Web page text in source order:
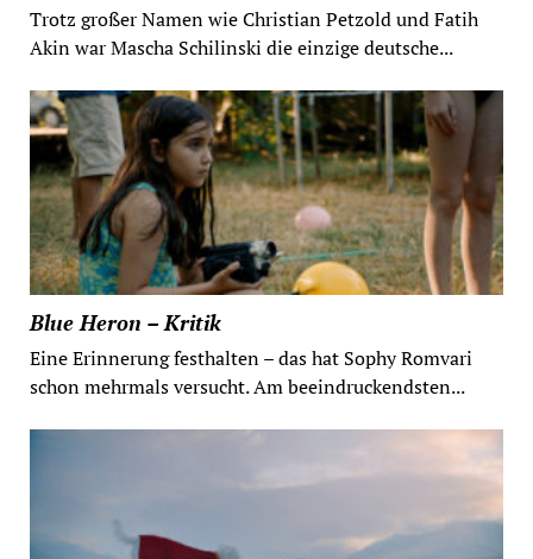
Trotz großer Namen wie Christian Petzold und Fatih
Akin war Mascha Schilinski die einzige deutsche...
Blue Heron – Kritik
Eine Erinnerung festhalten – das hat Sophy Romvari
schon mehrmals versucht. Am beeindruckendsten...